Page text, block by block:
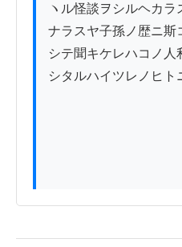
ヽル怪談ヲシルヘカ
ナラスヤ子孫ノ歴ニ斯
シテ聞キケレハコノ
シタルハイツレノヒト